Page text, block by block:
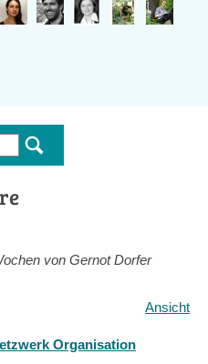
von Gernot Dorfer
Ansicht
Organisation